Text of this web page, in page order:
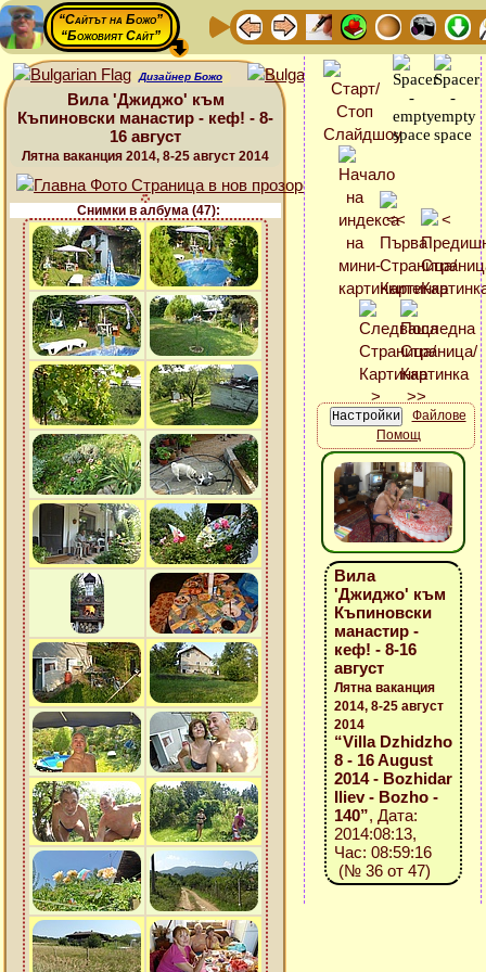
“Сайтът на Божо”
“Божовият Сайт”
Дизайнер Божо
Вила 'Джиджо' към
Къпиновски манастир - кеф! - 8-
16 август
Лятна ваканция 2014, 8-25 август 2014
Снимки в албума (47):
Файлове
Помощ
Вила
'Джиджо' към
Къпиновски
манастир -
кеф! - 8-16
август
Лятна ваканция
2014, 8-25 август
2014
“Villa Dzhidzho
8 - 16 August
2014 - Bozhidar
Iliev - Bozho -
140”, Дата:
2014:08:13,
Час: 08:59:16
(№ 36 от 47)